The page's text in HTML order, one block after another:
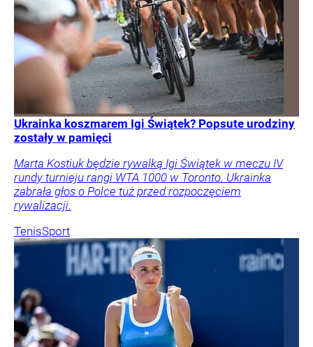
Ukrainka koszmarem Igi Świątek? Popsute urodziny
zostały w pamięci
Marta Kostiuk będzie rywalką Igi Świątek w meczu IV
rundy turnieju rangi WTA 1000 w Toronto. Ukrainka
zabrała głos o Polce tuż przed rozpoczęciem
rywalizacji.
TenisSport